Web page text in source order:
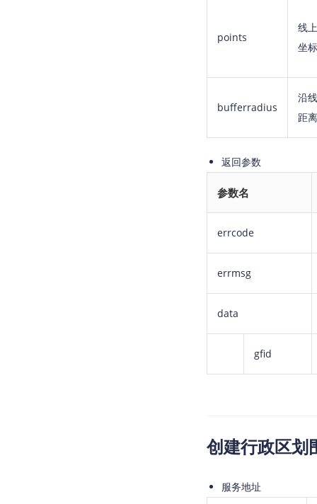
points
线
坐标
bufferradius
沿
距离
返回参数
参数名
errcode
errmsg
data
gfid
创建行政区划
服务地址